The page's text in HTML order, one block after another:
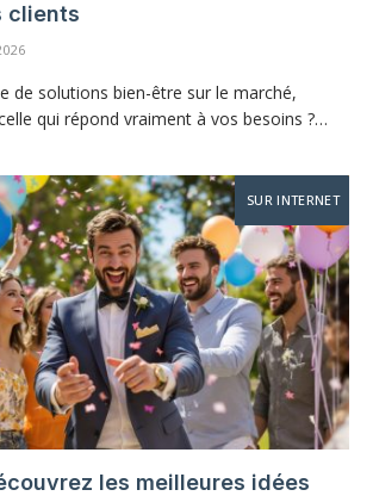
clients
de solutions bien-être sur le marché,
qui répond vraiment à vos besoins ?…
SUR INTERNET
les meilleures idées